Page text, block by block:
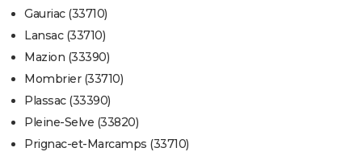
Gauriac (33710)
Lansac (33710)
Mazion (33390)
Mombrier (33710)
Plassac (33390)
Pleine-Selve (33820)
Prignac-et-Marcamps (33710)